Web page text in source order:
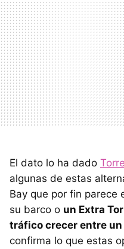
El dato lo ha dado
algunas de estas
Bay que por fin parece
su barco o un Extra
tráfico crecer entre
confirma lo que estas